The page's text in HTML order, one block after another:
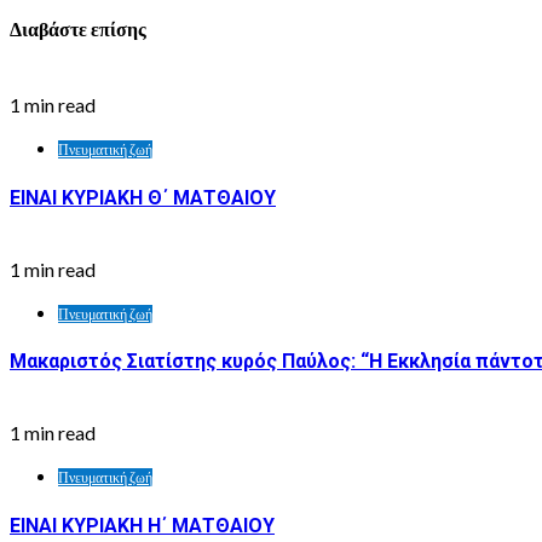
Διαβάστε επίσης
1 min read
Πνευματική ζωή
ΕΙΝΑΙ ΚΥΡΙΑΚΗ Θ΄ ΜΑΤΘΑΙΟΥ
1 min read
Πνευματική ζωή
Μακαριστός Σιατίστης κυρός Παύλος: “Η Εκκλησία
1 min read
Πνευματική ζωή
ΕΙΝΑΙ ΚΥΡΙΑΚΗ Η΄ ΜΑΤΘΑΙΟΥ